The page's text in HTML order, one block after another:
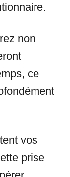
non
ce
vos
prise